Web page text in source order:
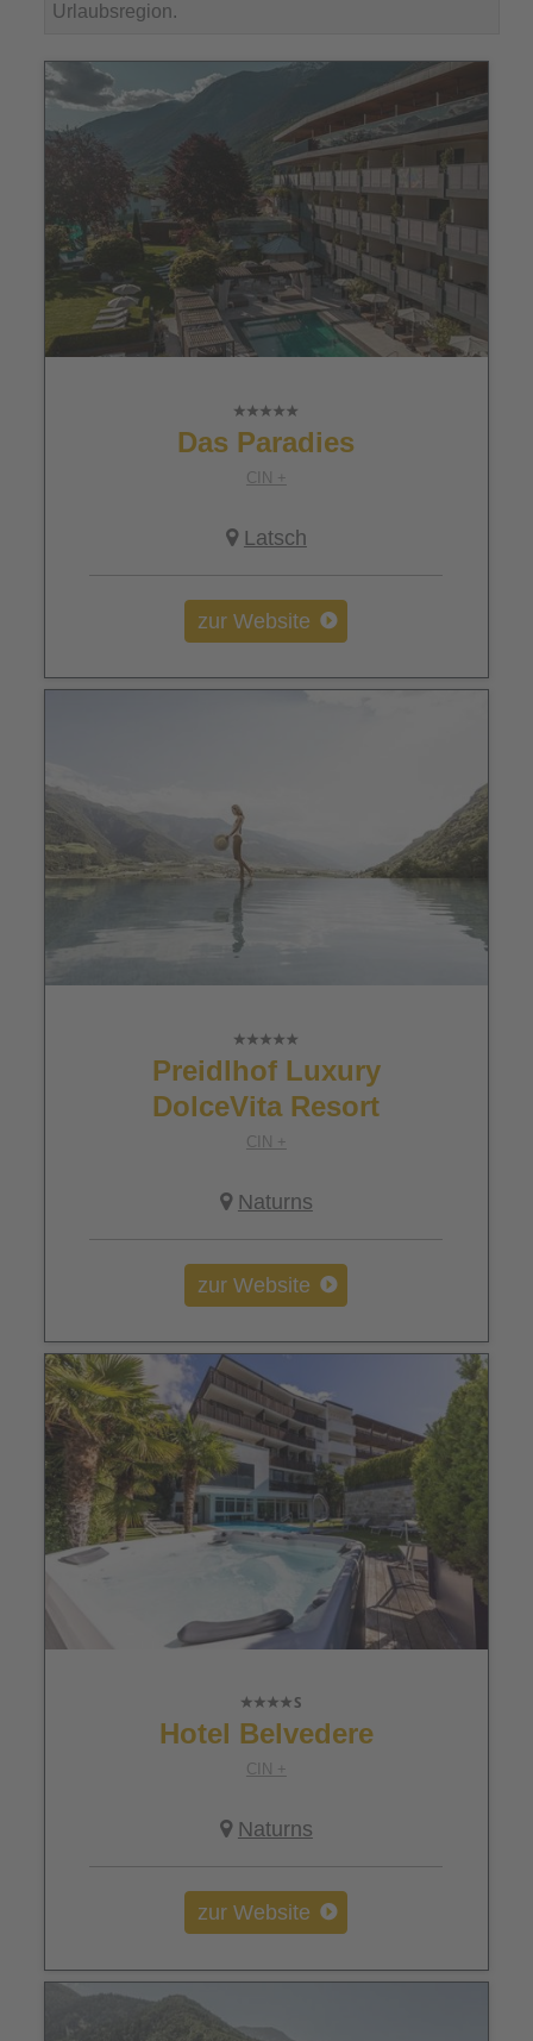
Urlaubsregion.
Das Paradies
CIN +
Latsch
zur Website
Preidlhof Luxury
DolceVita Resort
CIN +
Naturns
zur Website
Hotel Belvedere
CIN +
Naturns
zur Website